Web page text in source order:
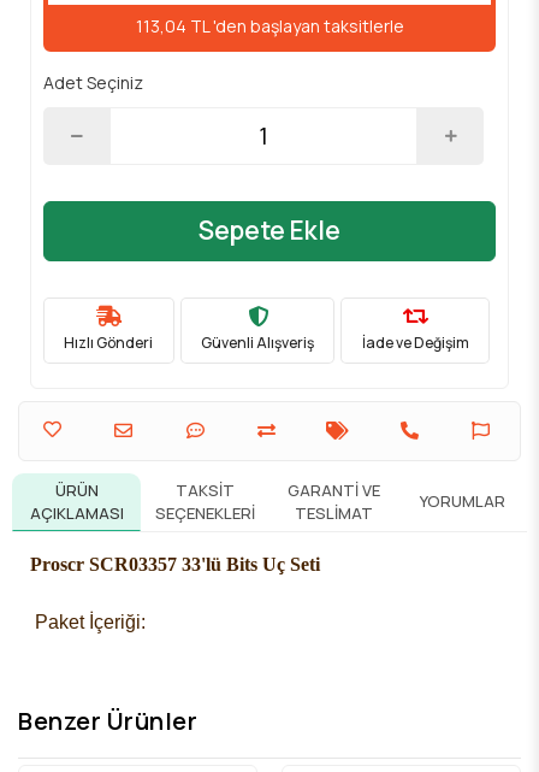
113,04 TL 'den başlayan taksitlerle
Adet Seçiniz
Sepete Ekle
Hızlı Gönderi Güvenli Alışveriş İade ve Değişim
ÜRÜN
AÇIKLAMASI
TAKSIT
SEÇENEKLERI
GARANTI VE
TESLIMAT
YORUMLAR
Proscr SCR03357 33'lü Bits Uç Seti
Paket İçeriği:
Benzer Ürünler